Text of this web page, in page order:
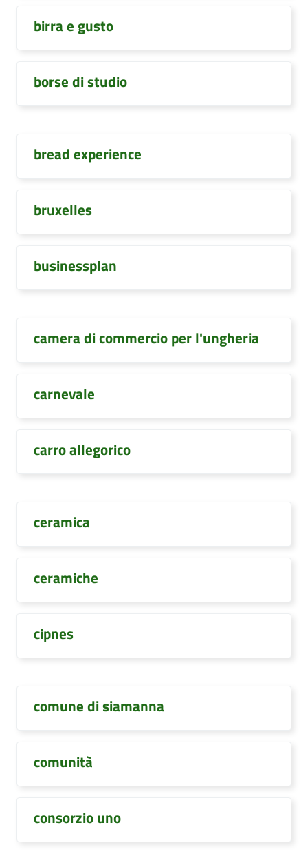
birra e gusto
borse di studio
bread experience
bruxelles
businessplan
camera di commercio per l'ungheria
carnevale
carro allegorico
ceramica
ceramiche
cipnes
comune di siamanna
comunità
consorzio uno